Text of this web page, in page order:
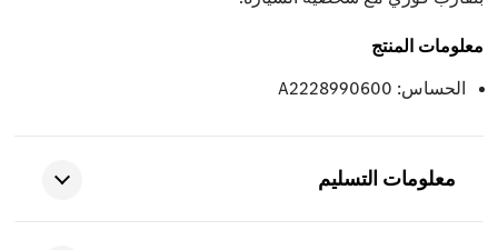
معلومات المنتج
الحساس: A2228990600
معلومات التسليم